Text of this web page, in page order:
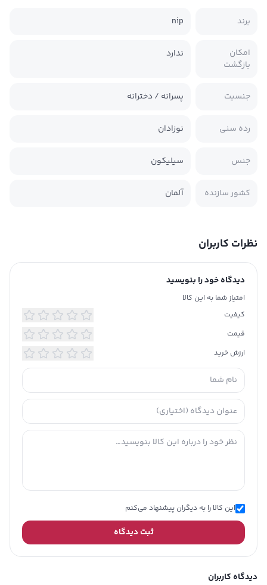
برند nip
امکان
بازگشت
ندارد
جنسیت پسرانه / دخترانه
رده سنی نوزادان
جنس سیلیکون
کشور سازنده آلمان
نظرات کاربران
دیدگاه خود را بنویسید
امتیاز شما به این کالا
کیفیت
قیمت
ارزش خرید
این کالا را به دیگران پیشنهاد می‌کنم
ثبت دیدگاه
دیدگاه کاربران